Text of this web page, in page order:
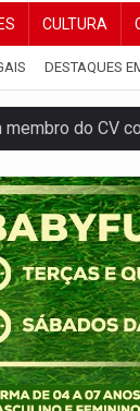
CULTURA
DESTAQUES
membro do CV
a APAE
a drones
Oeste,
(8) de
de espera,
na